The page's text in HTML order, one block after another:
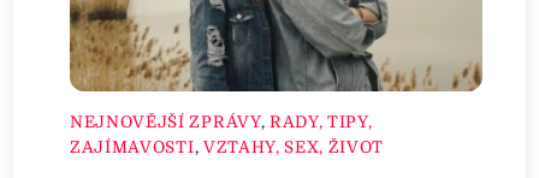
NEJNOVĚJŠÍ ZPRÁVY, RADY, TIPY,
ZAJÍMAVOSTI, VZTAHY, SEX, ŽIVOT